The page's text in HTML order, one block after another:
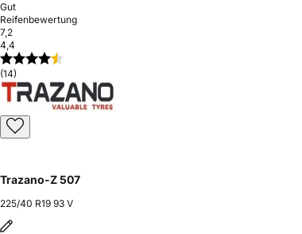
Gut
Reifenbewertung
7,2
4,4
(14)
Trazano-Z 507
225/40 R19 93 V